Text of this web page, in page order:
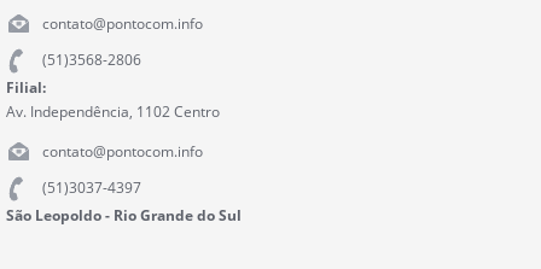
contato@pontocom.info
(51)3568-2806
Filial:
Av. Independência, 1102 Centro
contato@pontocom.info
(51)3037-4397
São Leopoldo - Rio Grande do Sul